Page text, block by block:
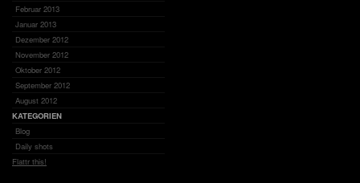
Februar 2013
Januar 2013
Dezember 2012
November 2012
Oktober 2012
September 2012
August 2012
KATEGORIEN
Blog
Daily shots
Flattr this!